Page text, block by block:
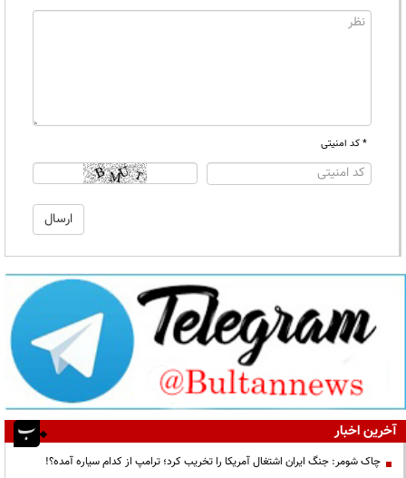
* کد امنیتی
آخرین اخبار
چاک شومر: جنگ ایران اشتغال آمریکا را تخریب کرد؛ ترامپ از کدام سیاره آمده؟!